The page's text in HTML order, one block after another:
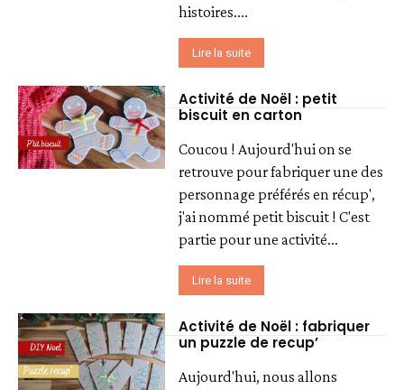
histoires....
Lire la suite
Activité de Noël : petit
biscuit en carton
Coucou ! Aujourd'hui on se
retrouve pour fabriquer une des
personnage préférés en récup',
j'ai nommé petit biscuit ! C'est
partie pour une activité...
Lire la suite
Activité de Noël : fabriquer
un puzzle de recup’
Aujourd'hui, nous allons